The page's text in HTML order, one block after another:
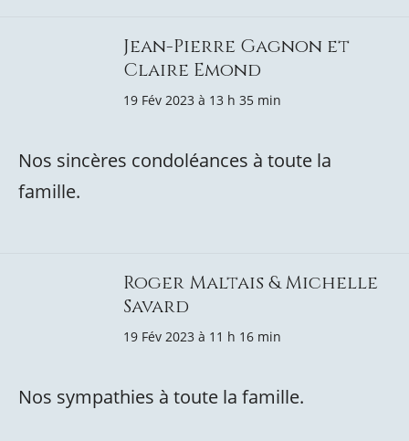
Jean-Pierre Gagnon et
Claire Emond
19 Fév 2023 à 13 h 35 min
Nos sincères condoléances à toute la
famille.
Roger Maltais & Michelle
Savard
19 Fév 2023 à 11 h 16 min
Nos sympathies à toute la famille.